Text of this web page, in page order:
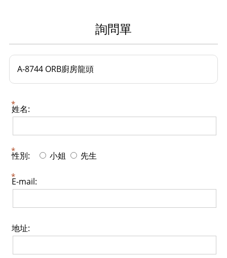
詢問單
A-8744 ORB廚房龍頭
姓名:
性別: 小姐 先生
E-mail:
地址: